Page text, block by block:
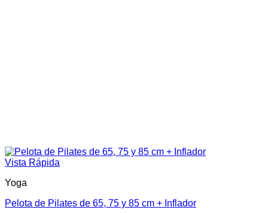
Vista Rápida
Yoga
Pelota de Pilates de 65, 75 y 85 cm + Inflador